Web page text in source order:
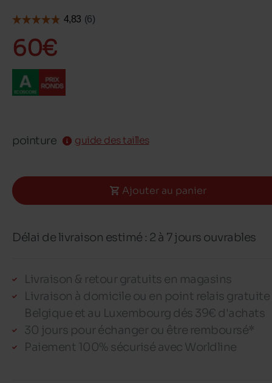
60€
pointure guide des tailles
Ajouter au panier
Délai de livraison estimé : 2 à 7 jours ouvrables
Livraison & retour gratuits en magasins
Livraison à domicile ou en point relais gratuite
Belgique et au Luxembourg dés 39€ d'achats
30 jours pour échanger ou être remboursé*
Paiement 100% sécurisé avec Worldline